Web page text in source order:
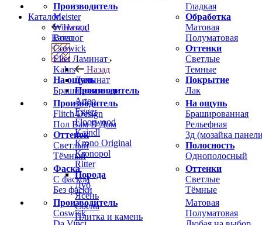
Производитель
Meister
Winwood
Boen
Coswick
Ellet
Kahrs
На ощупь
Брашированная
Гладкая
Обработка
Матовая
Полуматовая
Оттенки
Светлые
Темные
Покрытие
Лак
Производитель
Flitch Design
Пол Вам В Дом
Оттенок
Светлый
Тёмный
На ощупь
Брашированная
Рельефная
3д (мозайка
Полосность
Однополосный
Фаска
С фаской
Без фаски
Оттенки
Светлые
Тёмные
Производитель
Coswick
Матовая
Полуматовая
Каталог
Назад
Каталог
Ламинат
Назад
Ламинат
Производитель
Arteo
Egger
Floorwood
Kaindl
Krono Original
Kronopol
Ritter
Порода
Дуб
Ясень
Сосна
Плитка и камень